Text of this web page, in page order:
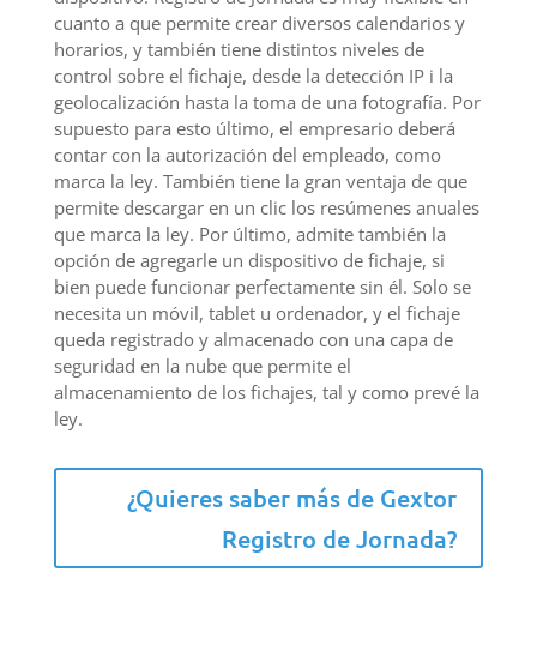
cuanto a que permite crear diversos calendarios y
horarios, y también tiene distintos niveles de
control sobre el fichaje, desde la detección IP i la
geolocalización hasta la toma de una fotografía. Por
supuesto para esto último, el empresario deberá
contar con la autorización del empleado, como
marca la ley. También tiene la gran ventaja de que
permite descargar en un clic los resúmenes anuales
que marca la ley. Por último, admite también la
opción de agregarle un dispositivo de fichaje, si
bien puede funcionar perfectamente sin él. Solo se
necesita un móvil, tablet u ordenador, y el fichaje
queda registrado y almacenado con una capa de
seguridad en la nube que permite el
almacenamiento de los fichajes, tal y como prevé la
ley.
¿Quieres saber más de Gextor
Registro de Jornada?